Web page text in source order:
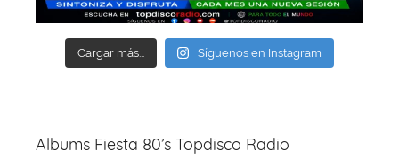
Cargar más... Síguenos en Instagram
Albums Fiesta 80’s Topdisco Radio